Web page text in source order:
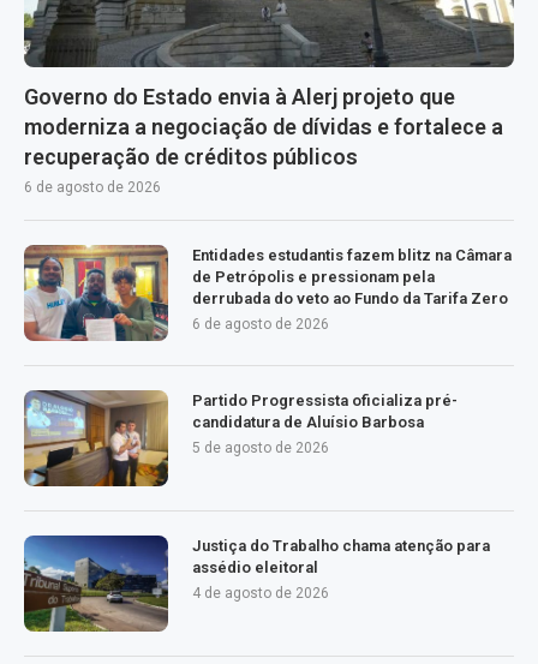
Governo do Estado envia à Alerj projeto que
moderniza a negociação de dívidas e fortalece a
recuperação de créditos públicos
6 de agosto de 2026
Entidades estudantis fazem blitz na Câmara
de Petrópolis e pressionam pela
derrubada do veto ao Fundo da Tarifa Zero
6 de agosto de 2026
Partido Progressista oficializa pré-
candidatura de Aluísio Barbosa
5 de agosto de 2026
Justiça do Trabalho chama atenção para
assédio eleitoral
4 de agosto de 2026